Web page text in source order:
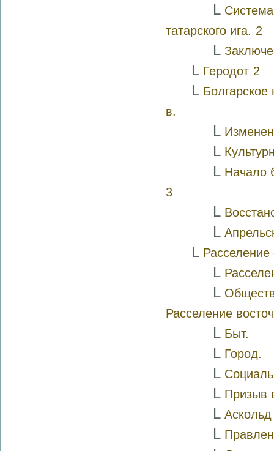
L
татарского ига. 2
L
L Геродот 2
L
в.
L
L
L Начало
3
L
L
L Расселение
L
L
Расселение
L Быт.
L Город.
L
L Призыв
L
L